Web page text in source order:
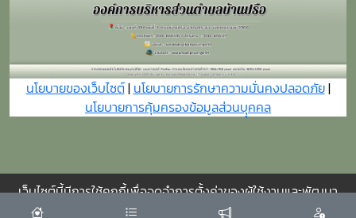
นโยบายของเว็บไซต์| นโยบายการรักษาความมั่นคงปลอดภัย|
นโยบายการคุ้มครองข้อมูลส่วนบุุคคล
เว็บไซต์นี้มีการใช้คุกกี้เพื่อจดจำการตั้งค่าของผู้ใช้งานและพัฒนา
ประสบการณ์การใช้งานของคุณให้ดียิ่งขึ้น